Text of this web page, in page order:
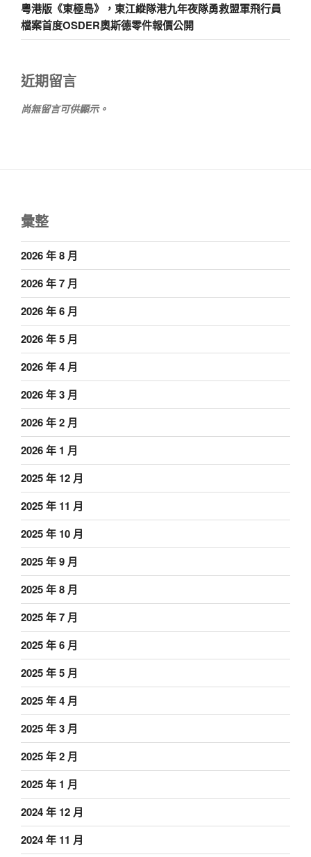
粵港版《東極島》，東江縱隊港九年夜隊勇救盟軍飛行員
檔案首度OSDER奧斯德零件報價公開
近期留言
尚無留言可供顯示。
彙整
2026 年 8 月
2026 年 7 月
2026 年 6 月
2026 年 5 月
2026 年 4 月
2026 年 3 月
2026 年 2 月
2026 年 1 月
2025 年 12 月
2025 年 11 月
2025 年 10 月
2025 年 9 月
2025 年 8 月
2025 年 7 月
2025 年 6 月
2025 年 5 月
2025 年 4 月
2025 年 3 月
2025 年 2 月
2025 年 1 月
2024 年 12 月
2024 年 11 月